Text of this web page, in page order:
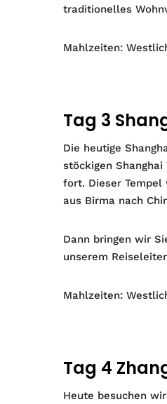
traditionelles
Mahlzeiten:
Tag 3
Die heutige
stöckigen
fort. Dieser
aus Birma nach
Dann bringen wir
unserem
Mahlzeiten:
Tag 4
Heute besuchen